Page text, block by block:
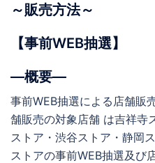
～販売方法～
【事前WEB抽選】
―概要―
事前WEB抽選による店舗販
舗販売の対象店舗 は吉祥寺
ストア・渋谷ストア・静岡
ストアの事前WEB抽選及び